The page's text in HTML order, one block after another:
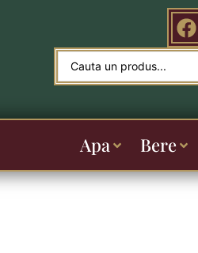
Apa Bere